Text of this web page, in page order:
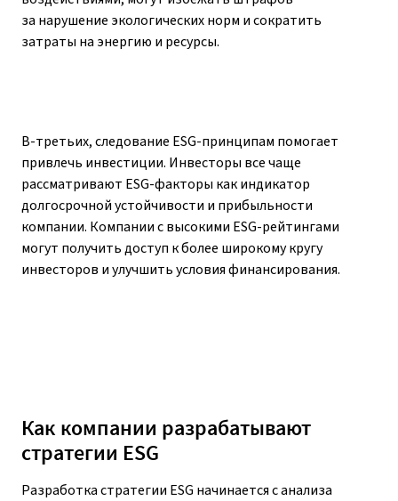
за нарушение экологических норм и сократить
затраты на энергию и ресурсы.
В-третьих, следование ESG-принципам помогает
привлечь инвестиции. Инвесторы все чаще
рассматривают ESG-факторы как индикатор
долгосрочной устойчивости и прибыльности
компании. Компании с высокими ESG-рейтингами
могут получить доступ к более широкому кругу
инвесторов и улучшить условия финансирования.
Как компании разрабатывают
стратегии ESG
Разработка стратегии ESG начинается с анализа